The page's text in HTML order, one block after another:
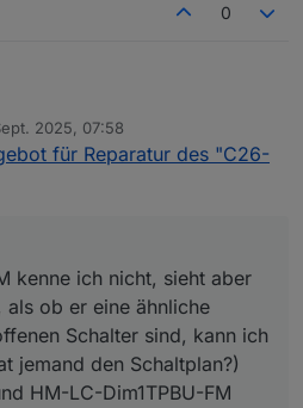
0
aus, als ob er eine ähnliche
betroffenen Schalter sind, kann
sind allerdings nicht von
betroffen, da ist wohl was anderes
du nicht mitzuschicken.
2025, 07:58
für Reparatur des "C26-
kenne ich nicht, sieht aber
als ob er eine ähnliche
Schalter sind, kann ich
jemand den Schaltplan?)
HM-LC-Dim1TPBU-FM